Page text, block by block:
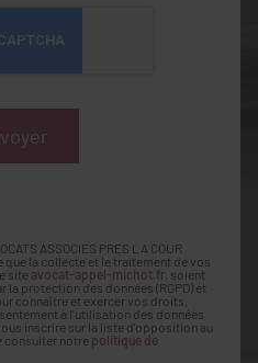
ASSOCIES PRES LA COUR
que la collecte et le traitement de vos
site avocat-appel-michot.fr , soient
la protection des données (RGPD) et
connaître et exercer vos droits,
à l'utilisation des données
inscrire sur la liste d'opposition au
consulter notre politique de